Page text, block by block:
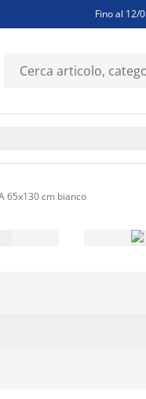
Fino al 12/
65x130 cm bianco